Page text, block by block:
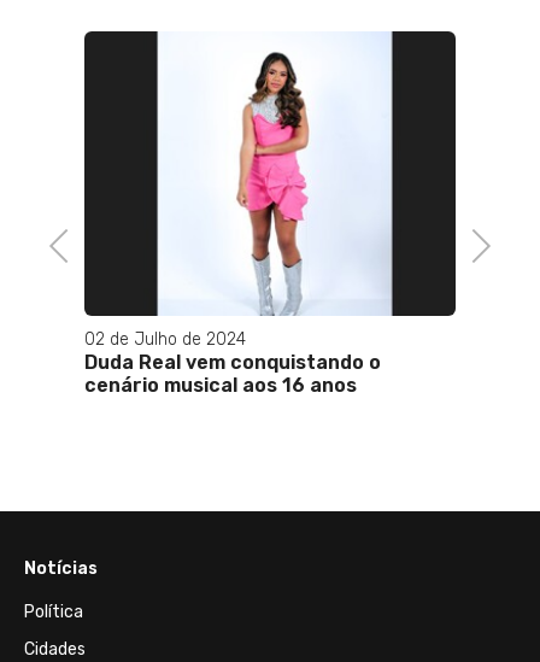
Previous
02 de Julho de 2024
Duda Real vem conquistando o
cenário musical aos 16 anos
Next
Notícias
Política
Cidades